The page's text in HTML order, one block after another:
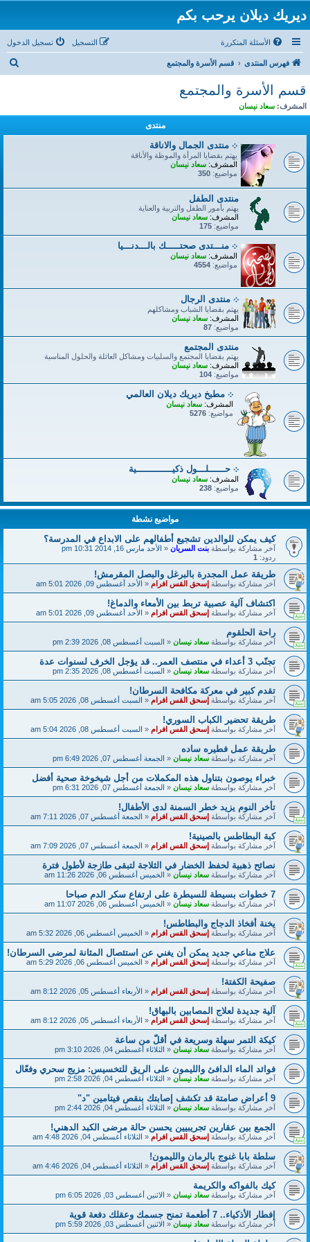
ديريك ديلان يرحب بكم
الأسئلة المتكررة تسجيل الدخول التسجيل
فهرس المنتدى قسم الأسرة والمجتمع
قسم الأسرة والمجتمع
المشرف: سعاد نيسان
منتدى
܀ منتدى الجمال والاناقة
يهتم بقضايا المرأة والموظة والأناقة
المشرف: سعاد نيسان
مواضيع: 350
منتدى الطفل
يهتم بأمور الطفل والتربية والعناية
المشرف: سعاد نيسان
مواضيع: 175
܀ منـــتدى صحتـــــك بالـــدنـــيا
المشرف: سعاد نيسان
مواضيع: 4554
܀ منتدى الرجال
يهتم بقضايا الشباب ومشاكلهم
المشرف: سعاد نيسان
مواضيع: 87
منتدى المجتمع
يهتم بقضايا المجتمع والسلبيات ومشاكل العائلة والحلول المناسبة
المشرف: سعاد نيسان
مواضيع: 104
܀ مطبخ ديريك ديلان العالمي
المشرف: سعاد نيسان
مواضيع: 5276
܀ حــــــلـــول ذكيـــــــــــــية
المشرف: سعاد نيسان
مواضيع: 238
مواضيع نشطة
كيف يمكن للوالدين تشجيع أطفالهم على الابداع في المدرسة؟
آخر مشاركة بواسطة بنت السريان « الأحد مارس 16, 2014 10:31 pm
ردود: 1
طريقة عمل المجدرة بالبرغل والبصل المقرمش!
آخر مشاركة بواسطة إسحق القس افرام « الأحد أغسطس 09, 2026 5:01 am
اكتشاف آلية عصبية تربط بين الأمعاء والدماغ!
آخر مشاركة بواسطة إسحق القس افرام « الأحد أغسطس 09, 2026 5:01 am
راحة الحلقوم
آخر مشاركة بواسطة سعاد نيسان « السبت أغسطس 08, 2026 2:39 pm
تجنّب 3 أعداء في منتصف العمر.. قد يؤجل الخرف لسنوات عدة
آخر مشاركة بواسطة سعاد نيسان « السبت أغسطس 08, 2026 2:35 pm
تقدم كبير في معركة مكافحة السرطان!
آخر مشاركة بواسطة إسحق القس افرام « السبت أغسطس 08, 2026 5:05 am
طريقة تحضير الكباب السوري!
آخر مشاركة بواسطة إسحق القس افرام « السبت أغسطس 08, 2026 5:04 am
طريقة عمل فطيره ساده
آخر مشاركة بواسطة سعاد نيسان « الجمعة أغسطس 07, 2026 6:49 pm
خبراء يوصون بتناول هذه المكملات من أجل شيخوخة صحية أفضل
آخر مشاركة بواسطة سعاد نيسان « الجمعة أغسطس 07, 2026 6:31 pm
تأخر النوم يزيد خطر السمنة لدى الأطفال!
آخر مشاركة بواسطة إسحق القس افرام « الجمعة أغسطس 07, 2026 7:11 am
كبة البطاطس بالصينية!
آخر مشاركة بواسطة إسحق القس افرام « الجمعة أغسطس 07, 2026 7:09 am
نصائح ذهبية لحفظ الخضار في الثلاجة لتبقى طازجة لأطول فترة
آخر مشاركة بواسطة سعاد نيسان « الخميس أغسطس 06, 2026 11:26 am
7 خطوات بسيطة للسيطرة على ارتفاع سكر الدم صباحا
آخر مشاركة بواسطة سعاد نيسان « الخميس أغسطس 06, 2026 11:07 am
يخنة أفخاذ الدجاج والبطاطس!
آخر مشاركة بواسطة إسحق القس افرام « الخميس أغسطس 06, 2026 5:32 am
علاج مناعي جديد يمكن أن يغني عن استئصال المثانة لمرضى السرطان!
آخر مشاركة بواسطة إسحق القس افرام « الخميس أغسطس 06, 2026 5:29 am
صفيحة الكفتة!
آخر مشاركة بواسطة إسحق القس افرام « الأربعاء أغسطس 05, 2026 8:12 am
آلية جديدة لعلاج المصابين بالبهاق!
آخر مشاركة بواسطة إسحق القس افرام « الأربعاء أغسطس 05, 2026 8:12 am
كيكة التمر سهلة وسريعة في أقلّ من ساعة
آخر مشاركة بواسطة سعاد نيسان « الثلاثاء أغسطس 04, 2026 3:10 pm
فوائد الماء الدافئ والليمون على الريق للتخسيس: مزيج سحري وفعّال
آخر مشاركة بواسطة سعاد نيسان « الثلاثاء أغسطس 04, 2026 2:58 pm
9 أعراض صامتة قد تكشف إصابتك بنقص فيتامين "د"
آخر مشاركة بواسطة سعاد نيسان « الثلاثاء أغسطس 04, 2026 2:44 pm
الجمع بين عقارين تجريبيين يحسن حالة مرضى الكبد الدهني!
آخر مشاركة بواسطة إسحق القس افرام « الثلاثاء أغسطس 04, 2026 4:48 am
سلطة بابا غنوج بالرمان والليمون!
آخر مشاركة بواسطة إسحق القس افرام « الثلاثاء أغسطس 04, 2026 4:46 am
كيك بالفواكه والكريمة
آخر مشاركة بواسطة سعاد نيسان « الاثنين أغسطس 03, 2026 6:05 pm
إفطار الأذكياء.. 7 أطعمة تمنح جسمك وعقلك دفعة قوية
آخر مشاركة بواسطة سعاد نيسان « الاثنين أغسطس 03, 2026 5:59 pm